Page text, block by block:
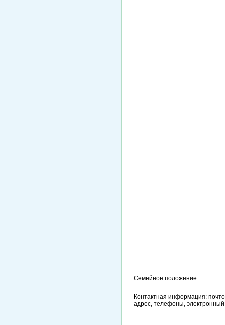
Семейное положение
Контактная информация:
адрес, телефоны,